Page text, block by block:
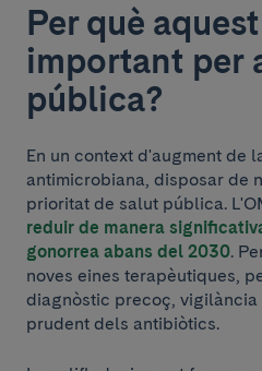
Per què
important per
pública?
En un context d'augment de
antimicrobiana, disposar de
prioritat de salut pública.
reduir de manera
gonorrea abans del 2030.
noves eines terapèutiques,
diagnòstic precoç, vigilància
prudent dels antibiòtics.